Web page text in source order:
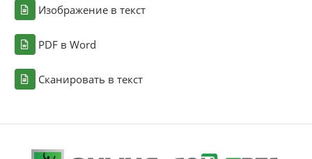
Изображение в текст
PDF в Word
Сканировать в текст